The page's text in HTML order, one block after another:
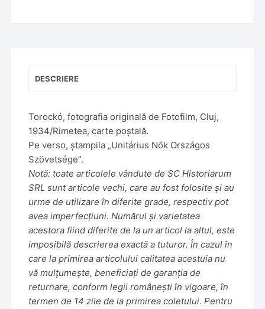
DESCRIERE
Torockó, fotografia originală de Fotofilm, Cluj,
1934/Rimetea, carte poștală.
Pe verso, ștampila „Unitárius Nők Országos
Szövetsége”.
Notă: toate articolele vândute de SC Historiarum
SRL sunt articole vechi, care au fost folosite și au
urme de utilizare în diferite grade, respectiv pot
avea imperfecțiuni. Numărul și varietatea
acestora fiind diferite de la un articol la altul, este
imposibilă descrierea exactă a tuturor. În cazul în
care la primirea articolului calitatea acestuia nu
vă mulțumește, beneficiați de garanția de
returnare, conform legii românești în vigoare, în
termen de 14 zile de la primirea coletului. Pentru